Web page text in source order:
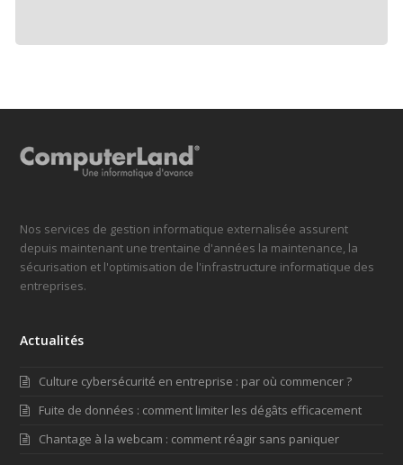
Nos services de gestion informatique externalisée assurent
depuis maintenant une trentaine d'années la maintenance, la
sécurisation et l'optimisation de l'infrastructure informatique des
entreprises.
Actualités
Culture cybersécurité en entreprise : par où commencer ?
Fuite de données : comment limiter les dégâts efficacement
Chantage à la webcam : comment réagir sans paniquer